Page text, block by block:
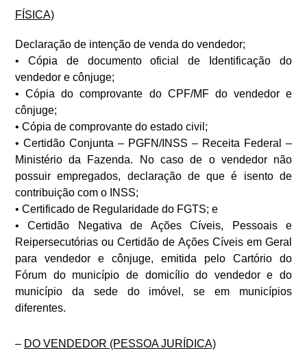
FÍSICA)
Declaração de intenção de venda do vendedor;
• Cópia de documento oficial de Identificação do
vendedor e cônjuge;
• Cópia do comprovante do CPF/MF do vendedor e
cônjuge;
• Cópia de comprovante do estado civil;
• Certidão Conjunta – PGFN/INSS – Receita Federal –
Ministério da Fazenda. No caso de o vendedor não
possuir empregados, declaração de que é isento de
contribuição com o INSS;
• Certificado de Regularidade do FGTS; e
• Certidão Negativa de Ações Cíveis, Pessoais e
Reipersecutórias ou Certidão de Ações Cíveis em Geral
para vendedor e cônjuge, emitida pelo Cartório do
Fórum do município de domicílio do vendedor e do
município da sede do imóvel, se em municípios
diferentes.
– DO VENDEDOR (PESSOA JURÍDICA)